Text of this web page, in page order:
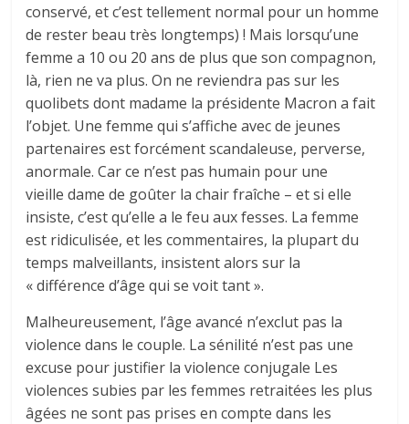
conservé, et c’est tellement normal pour un homme
de rester beau très longtemps) ! Mais lorsqu’une
femme a 10 ou 20 ans de plus que son compagnon,
là, rien ne va plus. On ne reviendra pas sur les
quolibets dont madame la présidente Macron a fait
l’objet. Une femme qui s’affiche avec de jeunes
partenaires est forcément scandaleuse, perverse,
anormale. Car ce n’est pas humain pour une
vieille dame de goûter la chair fraîche – et si elle
insiste, c’est qu’elle a le feu aux fesses. La femme
est ridiculisée, et les commentaires, la plupart du
temps malveillants, insistent alors sur la
« différence d’âge qui se voit tant ».
Malheureusement, l’âge avancé n’exclut pas la
violence dans le couple. La sénilité n’est pas une
excuse pour justifier la violence conjugale Les
violences subies par les femmes retraitées les plus
âgées ne sont pas prises en compte dans les